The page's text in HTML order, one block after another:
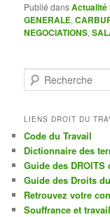
Publié dansActualité
GENERALE,
NEGOCIATIONS,
e
h
r
c
h
e
LIENS DROIT DU
Code du Travail
Dictionnaire des
Guide des
Guide des Droits
Retrouvez votre
Souffrance et travail